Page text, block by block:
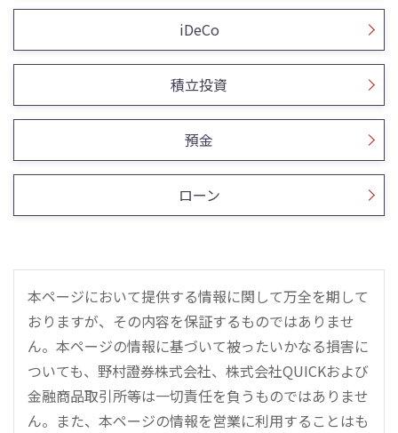
iDeCo
積立投資
預金
ローン
本ページにおいて提供する情報に関して万全を期して
おりますが、その内容を保証するものではありませ
ん。本ページの情報に基づいて被ったいかなる損害に
ついても、野村證券株式会社、株式会社QUICKおよび
金融商品取引所等は一切責任を負うものではありませ
ん。また、本ページの情報を営業に利用することはも